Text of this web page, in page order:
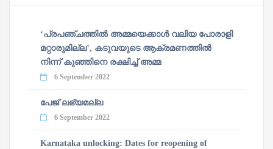
‘പ്രപഞ്ചത്തില്‍ അമ്മയെക്കാള്‍ വലിയ പോരാളി
മറ്റാരുമില്ല’, കടുവയുടെ ആക്രമണത്തില്‍
നിന്ന് കുഞ്ഞിനെ രക്ഷിച്ച് അമ്മ
6 September 2022
പേജ് ലഭ്യമല്ല
6 September 2022
Karnataka unlocking: Dates for reopening of